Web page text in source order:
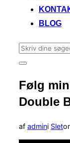
BLOG
Søg
efter:
Slå
i
sidekolonne
til/fra
Følg
Double
af admini Slet